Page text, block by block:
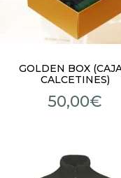
GOLDEN BOX
CALCETINES)
50,00€